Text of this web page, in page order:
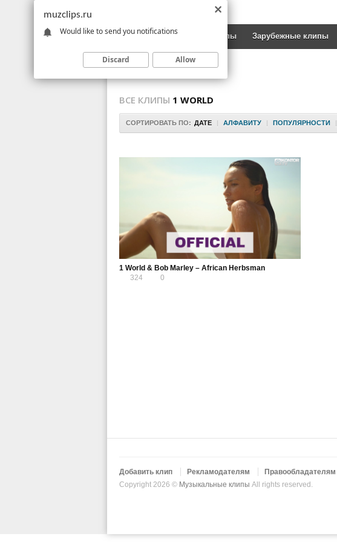
Новинки Русские клипы Зарубежные клипы
ВСЕ КЛИПЫ 1 WORLD
СОРТИРОВАТЬ ПО: ДАТЕ | АЛФАВИТУ | ПОПУЛЯРНОСТИ |
1 World & Bob Marley – African Herbsman
324
0
Добавить клип Рекламодателям Правообладателям
Copyright 2026 © Музыкальные клипы All rights reserved.
muzclips.ru
Would like to send you notifications
Discard Allow